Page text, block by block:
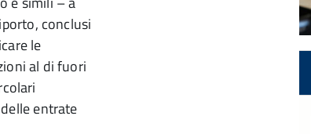
conclusi
le
al di fuori
entrate